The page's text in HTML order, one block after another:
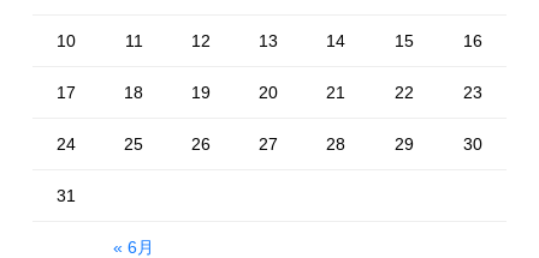
« 6月
10 11 12 13 14 15 16
17 18 19 20 21 22 23
24 25 26 27 28 29 30
31